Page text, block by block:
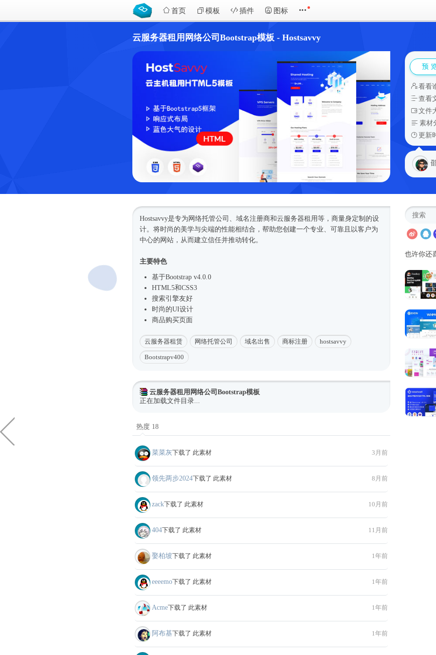
首页 模板 插件 图标
云服务器租用网络公司Bootstrap模板 - Hostsavvy
预
看看
查看
文件
素材
更新
Hostsavvy是专为网络托管公司、域名注册商和云服务器租用等，商量身定制的设
计。将时尚 的美学与尖端的性能相结合，帮助您创建一个专业、可靠且以客户为
中心的网站，从而建立信任并推动转化。
主要特色
基于Bootstrap v4.0.0
HTML5和CSS3
搜索引擎友好
时尚 的UI设计
商品购买页面
云服务器租赁 网络托管公司 域名出售 商标注册 hostsavvy
Bootstrapv400
云服务器租用网络公司Bootstrap模板
正在加载文件目录...
热度 18
菜菜灰下载了 此素材 3月前
领先两步2024下载了 此素材 8月前
zack下载了 此素材 10月前
404下载了 此素材 11月前
娶柏坡下载了 此素材 1年前
eeeemo下载了 此素材 1年前
Acme下载了 此素材 1年前
阿布基下载了 此素材 1年前
也许你还